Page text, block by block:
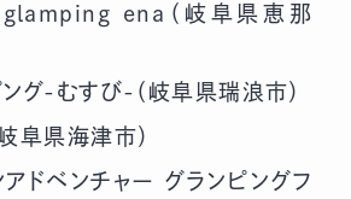
ena（岐阜県恵那
グ-むすび-（岐阜県瑞浪市）
阜県海津市）
ドベンチャー グランピングフ